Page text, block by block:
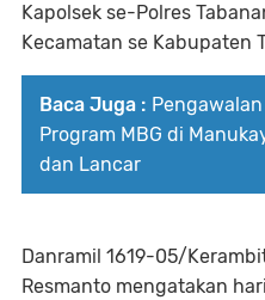
Kapolsek se-Polres
Kecamatan se Kabupaten
Baca Juga :
Program MBG di
dan Lancar
Danramil 1619-05/
Resmanto mengatakan